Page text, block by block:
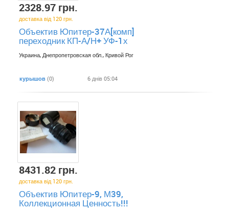
2328.97 грн.
доставка від 120 грн.
Объектив Юпитер-37А[комп]
переходник КП-А/Н+ УФ-1х
Украина, Днепропетровская обл., Кривой Рог
курышов (0) 6 днів 05:04
8431.82 грн.
доставка від 120 грн.
Объектив Юпитер-9, М39,
Коллекционная Ценность!!!